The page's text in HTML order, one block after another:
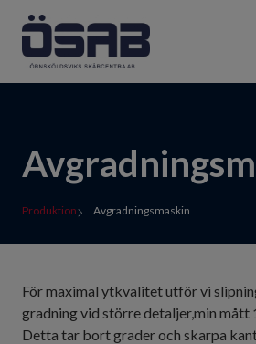
Produktion Avgradningsmaskin
För maximal ytkvalitet utför vi
gradning vid större detaljer,min mått
Detta tar bort grader och skarpa